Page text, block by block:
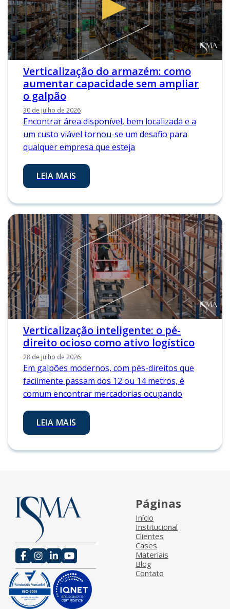
Verticalização do armazém: como
aumentar capacidade sem ampliar
o galpão
30 de julho de 2026
Encontrar área disponível, bem localizada e a
um custo viável tornou-se um desafio para
qualquer empresa que esteja
LEIA MAIS
Verticalização inteligente: o pé-
direito ocioso como ativo logístico
28 de julho de 2026
Em galpões modernos, com pés-direitos que
facilmente passam dos 12 ou 14 metros, é
comum encontrar mercadorias ocupando
LEIA MAIS
Páginas
Início
Institucional
Clientes
Cases
Materiais
Blog
Contato